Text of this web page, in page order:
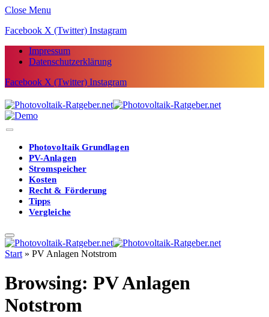
Close Menu
Facebook X (Twitter) Instagram
Impressum
Datenschutzerklärung
Facebook X (Twitter) Instagram
Photovoltaik Grundlagen
PV-Anlagen
Stromspeicher
Kosten
Recht & Förderung
Tipps
Vergleiche
Start » PV Anlagen Notstrom
Browsing: PV Anlagen
Notstrom